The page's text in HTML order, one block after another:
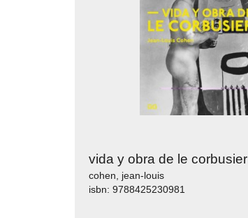
vida y obra de le corbusier
cohen, jean-louis
isbn: 9788425230981